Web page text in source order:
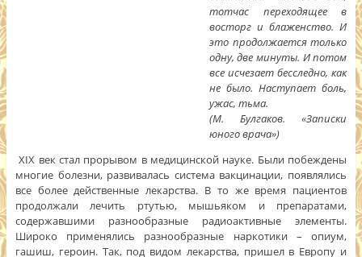
тотчас переходящее в
восторг и блаженство. И
это продолжается только
одну, две минуты. И потом
все исчезает бесследно, как
не было. Наступает боль,
ужас, тьма.
(М. Булгаков. «Записки
юного врача»)
XIX век стал прорывом в медицинской науке. Были побеждены
многие болезни, развивалась система вакцинации, появлялись
все более действенные лекарства. В то же время пациентов
продолжали лечить ртутью, мышьяком и препаратами,
содержавшими разнообразные радиоактивные элементы.
Широко применялись разнообразные наркотики – опиум,
гашиш, героин. Так, под видом лекарства, пришел в Европу и